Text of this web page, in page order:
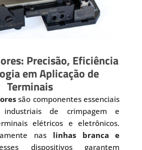
Precisão, Eficiência
em Aplicação de
Terminais
são componentes essenciais
industriais de crimpagem e
elétricos e eletrônicos.
nas linhas branca e
dispositivos garantem